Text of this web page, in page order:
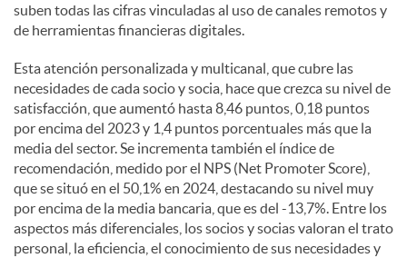
suben todas las cifras vinculadas al uso de canales remotos y
de herramientas financieras digitales.
Esta atención personalizada y multicanal, que cubre las
necesidades de cada socio y socia, hace que crezca su nivel de
satisfacción, que aumentó hasta 8,46 puntos, 0,18 puntos
por encima del 2023 y 1,4 puntos porcentuales más que la
media del sector. Se incrementa también el índice de
recomendación, medido por el NPS (Net Promoter Score),
que se situó en el 50,1% en 2024, destacando su nivel muy
por encima de la media bancaria, que es del -13,7%. Entre los
aspectos más diferenciales, los socios y socias valoran el trato
personal, la eficiencia, el conocimiento de sus necesidades y